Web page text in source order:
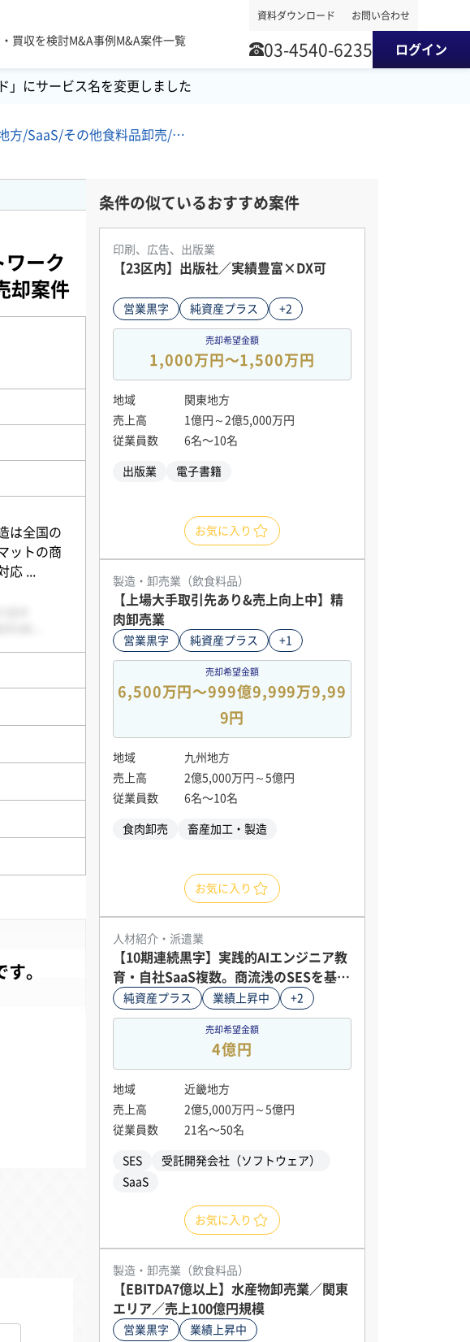
買収を検討M&A事例 M&A案件一覧
資料ダウンロード お問い合わせ
03-4540-6235 ログイン
」にサービス名を変更しました
南関東地方/SaaS/その他食料品卸売/AI M&A・事業譲渡案件
ワーク
却案件
は全国の
ットの商
応
条件の似ているおすすめ案件
印刷、広告、出版業
【23区内】出版社／実績豊富×DX可
営業黒字 純資産プラス +2
売却希望金額
1,000万円〜1,500万円
地域
関東地方
売上高
1億円～2億5,000万円
従業員数
6名〜10名
出版業 電子書籍
お気に入り
製造・卸売業（飲食料品）
【上場大手取引先あり&売上向上中】精
肉卸売業
営業黒字 純資産プラス +1
売却希望金額
6,500万円〜999億9,999万9,99
9円
地域
九州地方
売上高
2億5,000万円～5億円
従業員数
6名〜10名
食肉卸売 畜産加工・製造
お気に入り
人材紹介・派遣業
【10期連続黒字】実践的AIエンジニア教
育・自社SaaS複数。商流浅のSESを基盤
とする関西IT企業
純資産プラス 業績上昇中 +2
売却希望金額
4億円
地域
近畿地方
売上高
2億5,000万円～5億円
従業員数
21名〜50名
SES
受託開発会社（ソフトウェア）
SaaS
お気に入り
製造・卸売業（飲食料品）
【EBITDA7億以上】水産物卸売業／関東
エリア／売上100億円規模
営業黒字 業績上昇中